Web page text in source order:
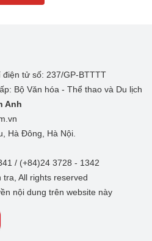
tử số: 237/GP-BTTTT
Bộ Văn hóa - Thể thao và Du lịch
Anh
Hà Đông, Hà Nội.
/ (+84)24 3728 - 1342
All rights reserved
nội dung trên website này